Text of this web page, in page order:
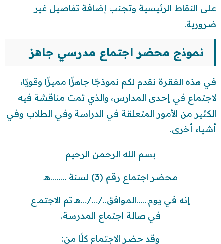
على النقاط الرئيسية وتجنب إضافة تفاصيل غير
ضرورية.
نموذج محضر اجتماع مدرسي جاهز
في هذه الفقرة نقدم لكم نموذجًا جاهزًا مميزًا وقويًا،
لاجتماع في إحدى المدارس، والذي تمت مناقشة فيه
الكثير من الأمور المتعلقة في الدراسة وفي الطلاب وفي
أشياء أخرى.
بسم الله الرحمن الرحيم
محضر اجتماع رقم (3) لسنة ……..هـ
إنه في يوم……الموافق../…/…هـ تم الاجتماع
في صالة اجتماع المدرسة.
وقد حضر الاجتماع كلًا من: